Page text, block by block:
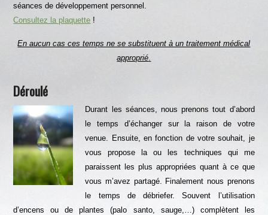
séances de développement personnel.
Consultez la plaquette !
En aucun cas ces temps ne se substituent à un traitement médical
approprié
Déroulé
Durant les séances, nous prenons tout d’abord
le temps d’échanger sur la raison de votre
venue. Ensuite, en fonction de votre souhait, je
vous propose la ou les techniques qui me
paraissent les plus appropriées quant à ce que
vous m’avez partagé. Finalement nous prenons
le temps de débriefer. Souvent l’utilisation
d’encens ou de plantes (palo santo, sauge,…) complètent les